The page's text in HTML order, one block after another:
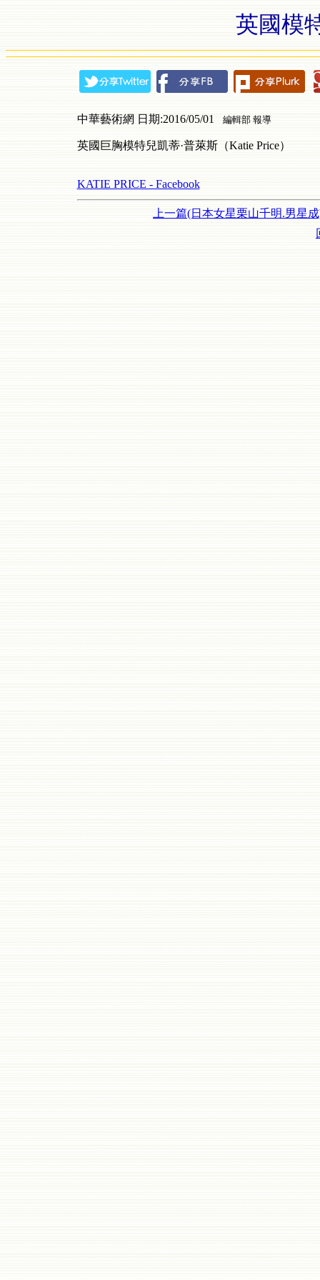
英國模
中華藝術網 日期:2016/05/01 編輯部 報導
英國巨胸模特兒凱蒂·普萊斯（Katie Price）
KATIE PRICE - Facebook
上一篇(日本女星栗山千明.男星